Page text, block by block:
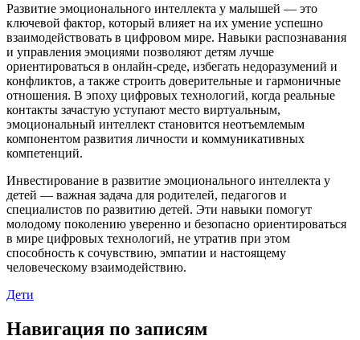
Развитие эмоционального интеллекта у малышей — это
ключевой фактор, который влияет на их умение успешно
взаимодействовать в цифровом мире. Навыки распознавания
и управления эмоциями позволяют детям лучше
ориентироваться в онлайн-среде, избегать недоразумений и
конфликтов, а также строить доверительные и гармоничные
отношения. В эпоху цифровых технологий, когда реальные
контакты зачастую уступают место виртуальным,
эмоциональный интеллект становится неотъемлемым
компонентом развития личности и коммуникативных
компетенций.
Инвестирование в развитие эмоционального интеллекта у
детей — важная задача для родителей, педагогов и
специалистов по развитию детей. Эти навыки помогут
молодому поколению уверенно и безопасно ориентироваться
в мире цифровых технологий, не утратив при этом
способность к сочувствию, эмпатии и настоящему
человеческому взаимодействию.
Дети
Навигация по записям